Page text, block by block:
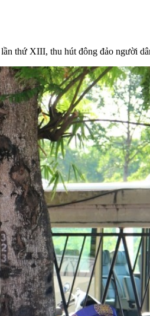
thứ XIII, thu hút đông đảo người